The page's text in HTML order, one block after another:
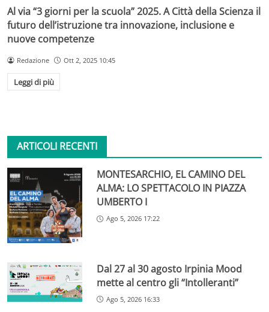
Al via “3 giorni per la scuola” 2025. A Città della Scienza il
futuro dell’istruzione tra innovazione, inclusione e
nuove competenze
Redazione Ott 2, 2025 10:45
Leggi di più
ARTICOLI RECENTI
MONTESARCHIO, EL CAMINO DEL
ALMA: LO SPETTACOLO IN PIAZZA
UMBERTO I
Ago 5, 2026 17:22
Dal 27 al 30 agosto Irpinia Mood
mette al centro gli “Intolleranti”
Ago 5, 2026 16:33